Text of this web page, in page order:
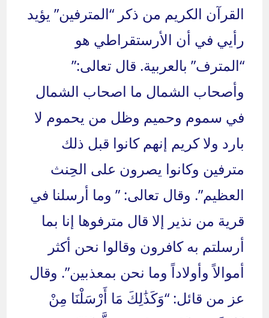
القرآن الكريم من ذكر “المترفين” يؤيد
رأيي في أن الأرستقراطي هو
“المترف” بالعربية. قال تعالى:”
وأصحاب الشمال ما اصحاب الشمال
في سموم وحميم وظل من يحموم لا
بارد ولا كريم إنهم كانوا قبل ذلك
مترفين وكانوا يصرون على الحِنث
العظيم”. وقال تعالى: ” وما أرسلنا في
قرية من نذير إلا قال مترفوها إنا بما
أرسلتم به كافرون وقالوا نحن أكثر
أموالاً وأولاداً وما نحن بمعذبين”. وقال
عز من قائل: “وَكَذَٰلِكَ مَا أَرْسَلْنَا مِنْ